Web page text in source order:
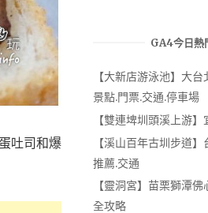
吐司和爆
GA4今日熱
【大新店游泳池】大
景點.門票.交通.停車場
【雙連埤圳頭溪上游
【溪山百年古圳步道
推薦.交通
【靈洞宮】苗栗獅潭
全攻略